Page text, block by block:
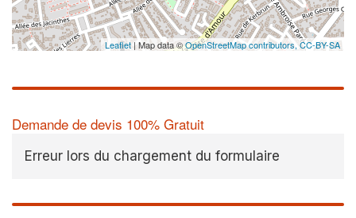
Leaflet| Map data ©OpenStreetMap contributors,CC-BY-SA
Demande de devis 100% Gratuit
Erreur lors du chargement du formulaire